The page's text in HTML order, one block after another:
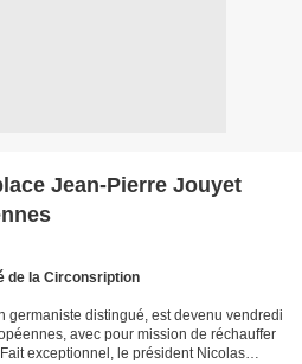
Jean-Pierre Jouyet
de la Circonsription
germaniste distingué, est devenu vendredi
avec pour mission de réchauffer
exceptionnel, le président Nicolas